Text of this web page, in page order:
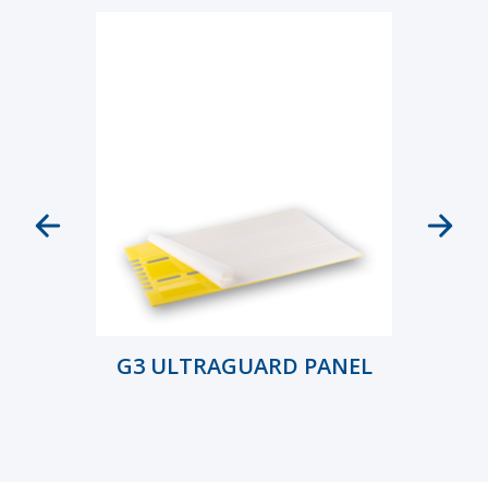
G3 ULTRAGUARD PANEL